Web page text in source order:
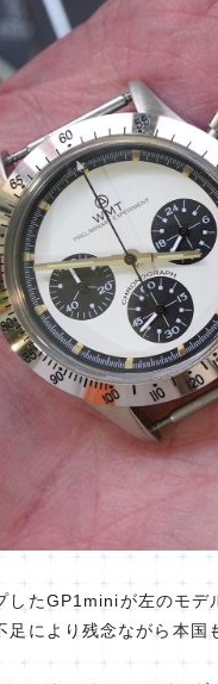
したGP1miniが左のモデ
足により残念ながら本国